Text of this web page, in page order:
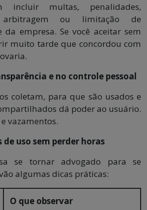
incluir multas, penalidades,
ou limitação de
da empresa. Se você aceitar sem
muito tarde que concordou com
e no controle pessoal
coletam, para que são usados e
dá poder ao usuário.
vazamentos.
uso sem perder horas
se tornar advogado para se
algumas dicas práticas:
O que observar